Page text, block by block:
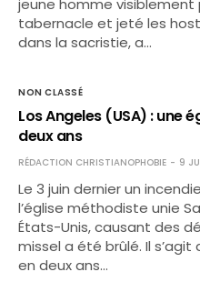
jeune homme
tabernacle et jeté les
dans la sacristie, a…
NON CLASSÉ
Los Angeles (USA) : une
deux ans
RÉDACTION CHRISTIANOPHOBIE 9
Le 3 juin dernier un
l’église méthodiste unie
États-Unis, causant des
missel a été brûlé. Il
en deux ans…